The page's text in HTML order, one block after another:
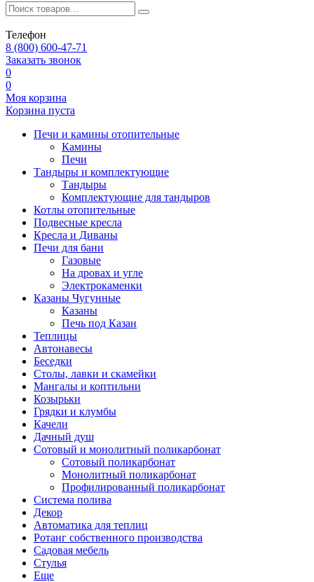
Телефон
8 (800) 600-47-71
Заказать звонок
0
0
Моя корзина
Корзина пуста
Печи и камины отопительные
Камины
Печи
Тандыры и комплектующие
Тандыры
Комплектующие для тандыров
Котлы отопительные
Подвесные кресла
Кресла и Диваны
Печи для бани
Газовые
На дровах и угле
Электрокаменки
Казаны Чугунные
Казаны
Печь под Казан
Теплицы
Автонавесы
Беседки
Столы, лавки и скамейки
Мангалы и коптильни
Козырьки
Грядки и клумбы
Качели
Дачный душ
Сотовый и монолитный поликарбонат
Сотовый поликарбонат
Монолитный поликарбонат
Профилированный поликарбонат
Система полива
Декор
Автоматика для теплиц
Ротанг собственного производства
Садовая мебель
Стулья
Еще